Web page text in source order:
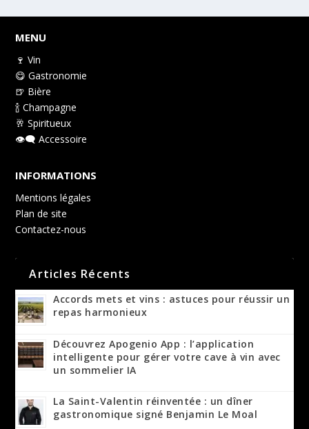
MENU
🍷 Vin
😋 Gastronomie
🍺 Bière
🍾 Champagne
🥂 Spiritueux
👁️‍🗨️ Accessoire
INFORMATIONS
Mentions légales
Plan de site
Contactez-nous
Articles Récents
Accords mets et vins : astuces pour réussir un
repas harmonieux
Découvrez Apogenio App : l’application
intelligente pour gérer votre cave à vin avec
un sommelier IA
La Saint-Valentin réinventée : un dîner
gastronomique signé Benjamin Le Moal